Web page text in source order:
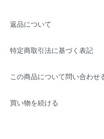
返品について
特定商取引法に基づく表記
この商品について問い合わせ
買い物を続ける